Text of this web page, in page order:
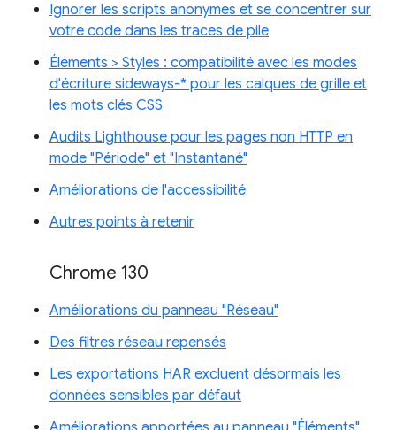
Ignorer les scripts anonymes et se concentrer sur
votre code dans les traces de pile
Éléments > Styles : compatibilité avec les modes
d'écriture sideways-* pour les calques de grille et
les mots clés CSS
Audits Lighthouse pour les pages non HTTP en
mode "Période" et "Instantané"
Améliorations de l'accessibilité
Autres points à retenir
Chrome 130
Améliorations du panneau "Réseau"
Des filtres réseau repensés
Les exportations HAR excluent désormais les
données sensibles par défaut